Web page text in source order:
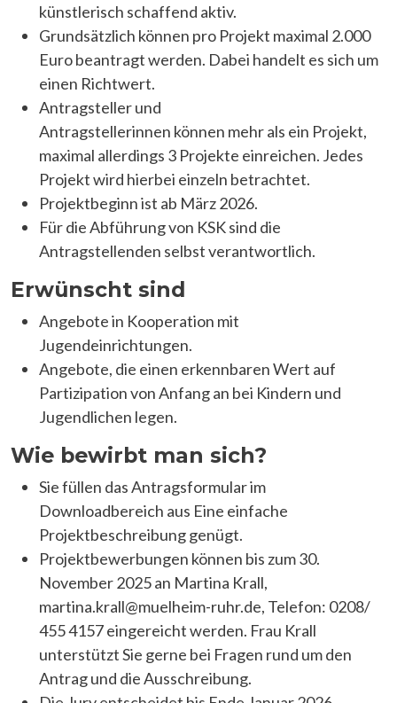
künstlerisch schaffend aktiv.
Grundsätzlich können pro Projekt maximal 2.000
Euro beantragt werden. Dabei handelt es sich um
einen Richtwert.
Antragsteller und
Antragstellerinnen können mehr als ein Projekt,
maximal allerdings 3 Projekte einreichen. Jedes
Projekt wird hierbei einzeln betrachtet.
Projektbeginn ist ab März 2026.
Für die Abführung von KSK sind die
Antragstellenden selbst verantwortlich.
Erwünscht sind
Angebote in Kooperation mit
Jugendeinrichtungen.
Angebote, die einen erkennbaren Wert auf
Partizipation von Anfang an bei Kindern und
Jugendlichen legen.
Wie bewirbt man sich?
Sie füllen das Antragsformular im
Downloadbereich aus Eine einfache
Projektbeschreibung genügt.
Projektbewerbungen können bis zum 30.
November 2025 an Martina Krall,
martina.krall@muelheim-ruhr.de, Telefon: 0208/
455 4157 eingereicht werden. Frau Krall
unterstützt Sie gerne bei Fragen rund um den
Antrag und die Ausschreibung.